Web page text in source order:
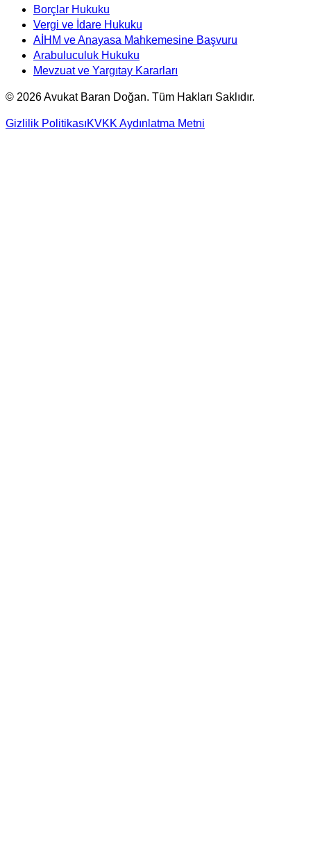
Borçlar Hukuku
Vergi ve İdare Hukuku
AİHM ve Anayasa Mahkemesine Başvuru
Arabuluculuk Hukuku
Mevzuat ve Yargıtay Kararları
© 2026Avukat Baran Doğan. Tüm Hakları Saklıdır.
Gizlilik PolitikasıKVKK Aydınlatma Metni